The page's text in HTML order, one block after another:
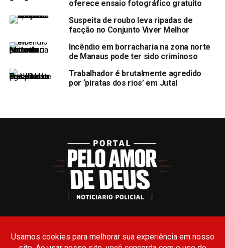
oferece ensaio fotográfico gratuito
Suspeita de roubo leva ripadas de
facção no Conjunto Viver Melhor
Incêndio em borracharia na zona norte
de Manaus pode ter sido criminoso
Trabalhador é brutalmente agredido
por ‘piratas dos rios’ em Jutaí